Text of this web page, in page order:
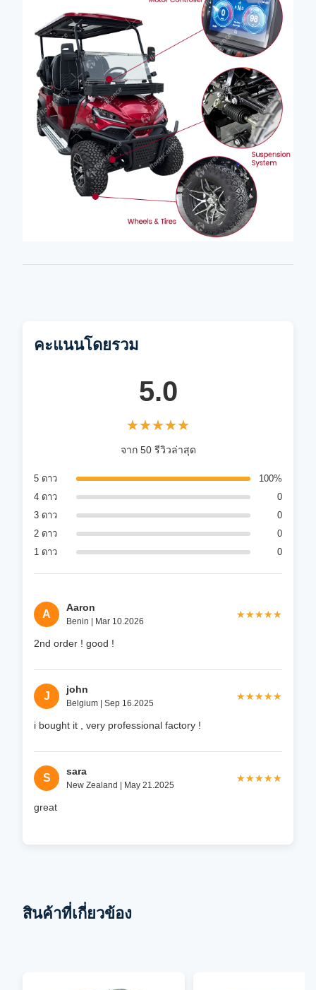
คะแนนโดยรวม
5.0
★★★★★
★★★★★
จาก 50 รีวิวล่าสุด
5 ดาว
100%
4 ดาว
0
3 ดาว
0
2 ดาว
0
1 ดาว
0
A
Aaron
Benin | Mar 10.2026
★★★★★
★★★★★
2nd order ! good !
J
john
Belgium | Sep 16.2025
★★★★★
★★★★★
i bought it , very professional factory !
S
sara
New Zealand | May 21.2025
★★★★★
★★★★★
great
สินค้าที่เกี่ยวข้อง